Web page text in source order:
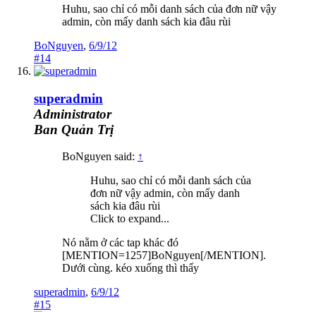
Huhu, sao chỉ có mỗi danh sách của đơn nữ vậy
admin, còn mấy danh sách kia đâu rùi
BoNguyen, 6/9/12
#14
superadmin
Administrator
Ban Quản Trị
BoNguyen said: ↑
Huhu, sao chỉ có mỗi danh sách của
đơn nữ vậy admin, còn mấy danh
sách kia đâu rùi
Click to expand...
Nó nằm ở các tap khác đó
[MENTION=1257]BoNguyen[/MENTION].
Dưới cùng. kéo xuống thì thấy
superadmin, 6/9/12
#15